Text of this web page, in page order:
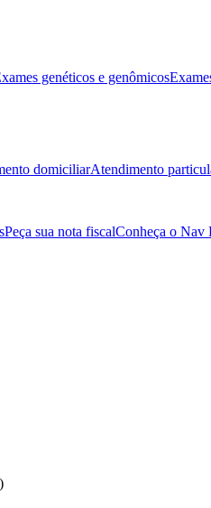
genéticos e genômicos
domiciliarAtendimento
Peça sua nota fiscalConheça o Nav